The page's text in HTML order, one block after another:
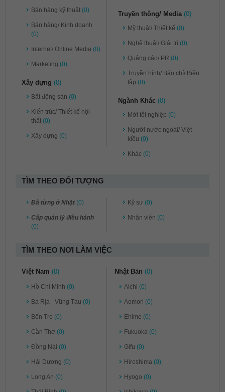
Bán hàng kỹ thuật (0)
Bán hàng/ Kinh doanh
(0)
Internet/ Online Media (0)
Marketing (0)
Xây dựng (0)
Bất động sản (0)
Kiến trúc/ Thiết kế nội
thất (0)
Xây dựng (0)
Truyền thông/ Media (0)
Mỹ thuật/ Thiết kế (0)
Nghệ thuật/ Giải trí (0)
Quảng cáo/ PR (0)
Truyền hình/ Báo chí/ Biên
tập (0)
Ngành Khác (0)
Mới tốt nghiệp (0)
Người nước ngoài/ Việt
kiều (0)
Khác (0)
TÌM THEO ĐỐI TƯỢNG
Đã từng ở Nhật (0)
Cấp quản lý điều hành
(0)
Kỹ sư (0)
Nhân viên (0)
TÌM THEO NƠI LÀM VIỆC
Việt Nam (0)
Hồ Chí Minh (0)
Bà Rịa - Vũng Tàu (0)
Bến Tre (0)
Cần Thơ (0)
Đồng Nai (0)
Hải Dương (0)
Long An (0)
Nhật Bản (0)
Aichi (0)
Aomori (0)
Ehime (0)
Fukuoka (0)
Gifu (0)
Hiroshima (0)
Hyogo (0)